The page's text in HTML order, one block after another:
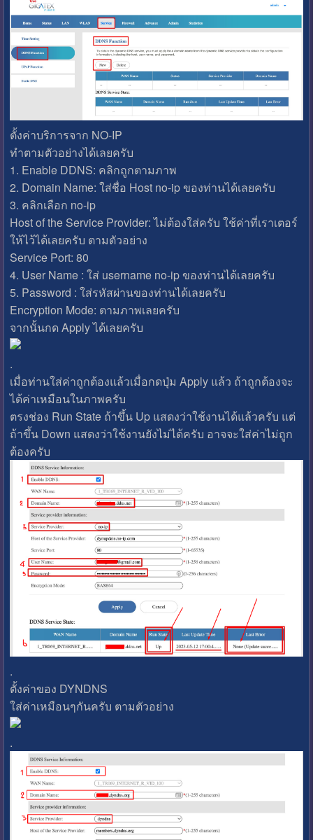
ตั้งค่าบริการจาก NO-IP
ทำตามตัวอย่างได้เลยครับ
1. Enable DDNS: คลิกถูกตามภาพ
2. Domain Name: ใส่ชื่อ Host no-ip ของท่านได้เลยครับ
3. คลิกเลือก no-ip
Host of the Service Provider: ไม่ต้องใส่ครับ ใช้ค่าที่เราเตอร์
ให้ไว้ได้เลยครับ ตามตัวอย่าง
Service Port: 80
4. User Name : ใส่ username no-ip ของท่านได้เลยครับ
5. Password : ใส่รหัสผ่านของท่านได้เลยครับ
Encryption Mode: ตามภาพเลยครับ
จากนั้นกด Apply ได้เลยครับ
.
เมื่อท่านใส่ค่าถูกต้องแล้วเมื่อกดปุ่ม Apply แล้ว ถ้าถูกต้องจะ
ได้ค่าเหมือนในภาพครับ
ตรงช่อง Run State ถ้าขึ้น Up แสดงว่าใช้งานได้แล้วครับ แต่
ถ้าขึ้น Down แสดงว่าใช้งานยังไม่ได้ครับ อาจจะใส่ค่าไม่ถูก
ต้องครับ
.
ตั้งค่าของ DYNDNS
ใส่ค่าเหมือนๆกันครับ ตามตัวอย่าง
.